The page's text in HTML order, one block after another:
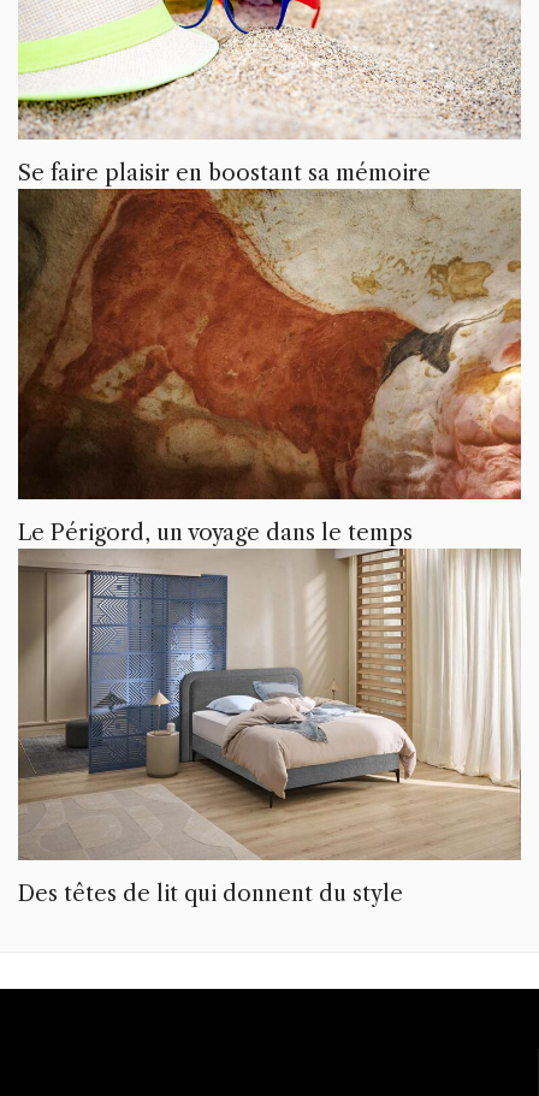
Se faire plaisir en boostant sa mémoire
Le Périgord, un voyage dans le temps
Des têtes de lit qui donnent du style